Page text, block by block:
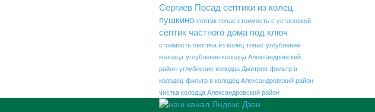
Сергиев Посад септики из колец
пушкино септик топас стоимость с установкой
септик частного дома под ключ
стоимость септика из колец топас углубление
колодца углубление колодца Александровский
район углубление колодца Дмитров фильтр в
колодец фильтр в колодец Александровский район
чистка колодца Александровский район